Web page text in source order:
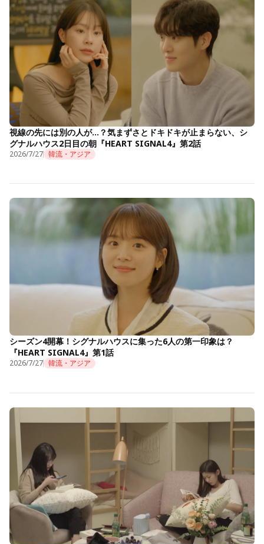
視線の先には別の人が…？気まずさとドキドキが止まらない、シ
グナルハウス2日目の朝『HEART SIGNAL4』第2話
2026/7/27 韓流・アジア
シーズン4開幕！シグナルハウスに集った6人の第一印象は？
『HEART SIGNAL4』第1話
2026/7/27 韓流・アジア